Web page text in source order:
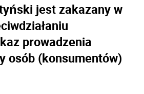
jest zakazany w
prowadzenia
osób (konsumentów)